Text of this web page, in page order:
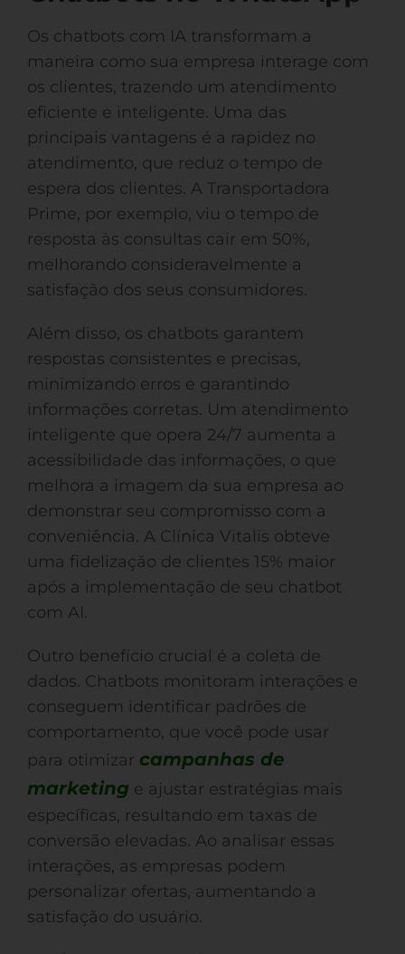
Os chatbots com IA transformam a
maneira como sua empresa interage com
os clientes, trazendo um atendimento
eficiente e inteligente. Uma das
principais vantagens é a rapidez no
atendimento, que reduz o tempo de
espera dos clientes. A Transportadora
Prime, por exemplo, viu o tempo de
resposta às consultas cair em 50%,
melhorando consideravelmente a
satisfação dos seus consumidores.
Além disso, os chatbots garantem
respostas consistentes e precisas,
minimizando erros e garantindo
informações corretas. Um atendimento
inteligente que opera 24/7 aumenta a
acessibilidade das informações, o que
melhora a imagem da sua empresa ao
demonstrar seu compromisso com a
conveniência. A Clínica Vitalis obteve
uma fidelização de clientes 15% maior
após a implementação de seu chatbot
com AI.
Outro benefício crucial é a coleta de
dados. Chatbots monitoram interações e
conseguem identificar padrões de
comportamento, que você pode usar
para otimizar campanhas de
marketing e ajustar estratégias mais
específicas, resultando em taxas de
conversão elevadas. Ao analisar essas
interações, as empresas podem
personalizar ofertas, aumentando a
satisfação do usuário.